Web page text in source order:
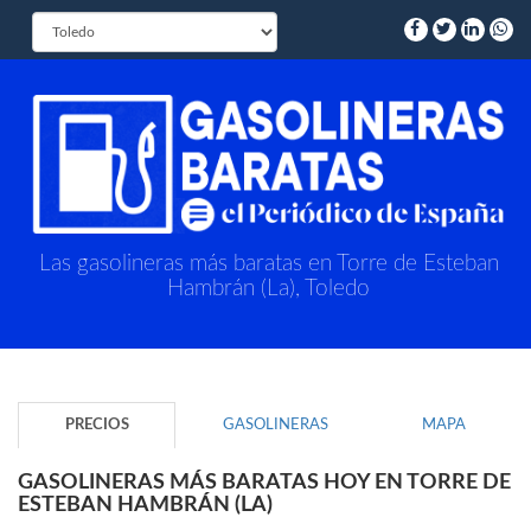
Las gasolineras más baratas en Torre de Esteban
Hambrán (La), Toledo
PRECIOS GASOLINERAS MAPA
GASOLINERAS MÁS BARATAS HOY EN TORRE DE
ESTEBAN HAMBRÁN (LA)